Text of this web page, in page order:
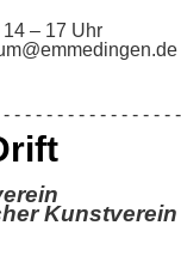
14 – 17 Uhr
- - - - - - - - - - - - - - -
Kunstverein